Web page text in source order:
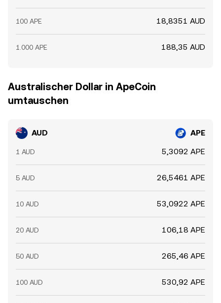
100 APE 18,8351 AUD
1.000 APE 188,35 AUD
Australischer Dollar in ApeCoin
umtauschen
AUD APE
1 AUD 5,3092 APE
5 AUD 26,5461 APE
10 AUD 53,0922 APE
20 AUD 106,18 APE
50 AUD 265,46 APE
100 AUD 530,92 APE